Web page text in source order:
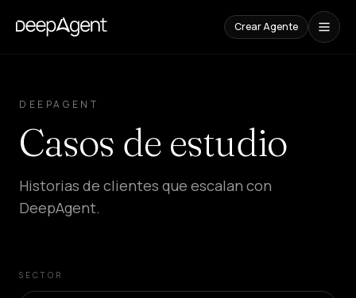
Crear Agente
Estudio
CONTENIDOS
Compara
herramientas
de
Guías,
DEEPAGENT
Casos de estudio
Historias de clientes que escalan con
DeepAgent.
SECTOR